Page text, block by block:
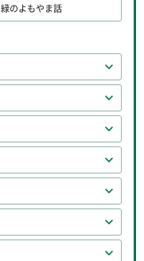
緑のよもやま話